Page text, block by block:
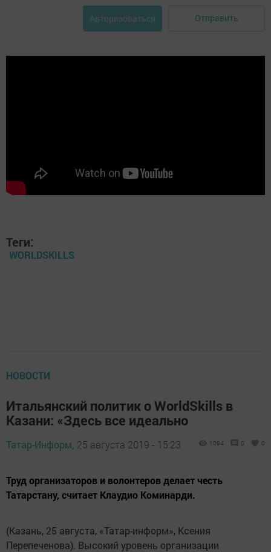
Авторизоваться Отправить
Теги:
WORLDSKILLS
НОВОСТИ
Итальянский политик о WorldSkills в
Казани: «Здесь все идеально
Татар-Информ, 25 августа 2019 - 15:23 1094 0 0
Труд организаторов и волонтеров делает честь
Татарстану, считает Клаудио Коминарди.
(Казань, 25 августа, «Татар-информ», Ксения
Перепеченова). Высокий уровень организации